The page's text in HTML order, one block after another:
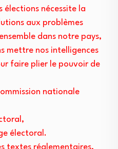
élections nécessite la
aux problèmes
dans notre pays,
mettre nos intelligences
faire plier le pouvoir de
nationale
électoral.
textes réglementaires,